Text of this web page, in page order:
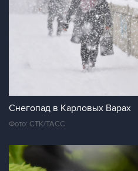
Снегопад в Карловых Варах
Фото: CTK/ТАСС